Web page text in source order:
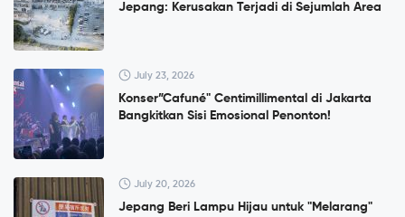
Jepang: Kerusakan Terjadi di Sejumlah Area
July 23, 2026
Konser”Cafuné" Centimillimental di Jakarta
Bangkitkan Sisi Emosional Penonton!
July 20, 2026
Jepang Beri Lampu Hijau untuk "Melarang"